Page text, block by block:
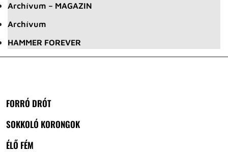
Archívum – MAGAZIN
Archívum
HAMMER FOREVER
FORRÓ DRÓT
SOKKOLÓ KORONGOK
ÉLŐ FÉM